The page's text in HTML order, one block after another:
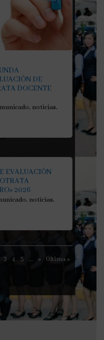
DE
DOCENTE
, noticias,
EVALUACIÓN
2026
, noticias,
3 4 5 ... » Última »